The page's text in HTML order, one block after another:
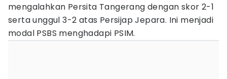
mengalahkan Persita Tangerang dengan skor 2-1
serta unggul 3-2 atas Persijap Jepara. Ini menjadi
modal PSBS menghadapi PSIM.